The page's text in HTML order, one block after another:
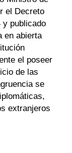
el Decreto
y publicado
en abierta
el poseer
de las
se
extranjeros